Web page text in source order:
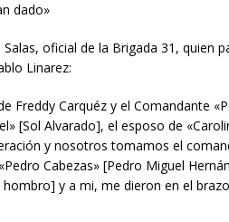
dado»
oficial de la Brigada 31, quien
Linarez:
Freddy Carquéz y el Comandante
[Sol Alvarado], el esposo de
y nosotros tomamos el
Cabezas» [Pedro Miguel
y a mi, me dieron en el